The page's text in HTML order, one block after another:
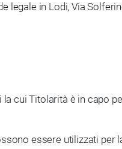
legale in Lodi, Via
cui Titolarità è in capo
essere utilizzati per